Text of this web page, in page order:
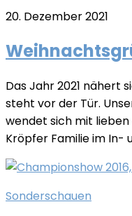
20. Dezember 2021
Das Jahr 2021 nähert
steht vor der Tür.
wendet sich mit
Kröpfer Familie im In-
Sonderschauen